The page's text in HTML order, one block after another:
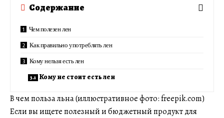
Содержание
Чем полезен лен
Как правильно употреблять лен
Кому нельзя есть лен
Кому не стоит есть лен
В чем польза льна (иллюстративное фото: freepik.com)
Если вы ищете полезный и бюджетный продукт для